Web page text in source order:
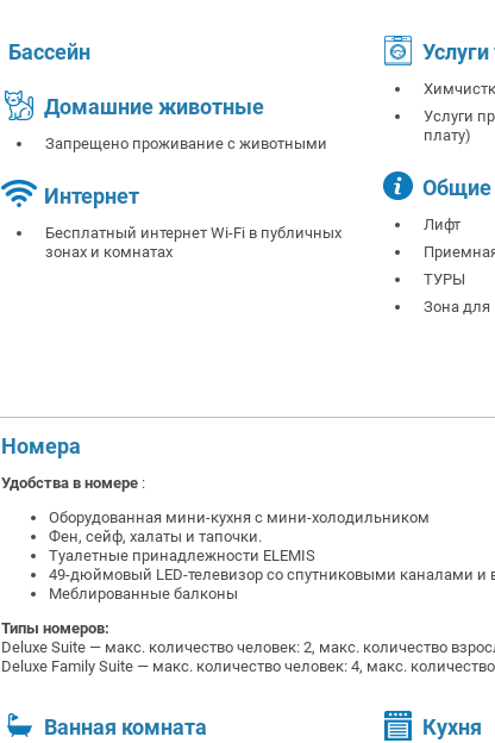
Бассейн
Домашние животные
Запрещено проживание с животными
Интернет
Бесплатный интернет Wi-Fi в публичных
зонах и комнатах
Услуги
плату)
Общие
Лифт
ТУРЫ
Зона для
Номера
Удобства в номере :
Оборудованная мини-кухня с мини-холодильником
Фен, сейф, халаты и тапочки.
Туалетные принадлежности ELEMIS
49-дюймовый LED-телевизор со спутниковыми каналами
Меблированные балконы
Типы номеров:
Deluxe Suite — макс. количество человек: 2, макс. количество
Deluxe Family Suite — макс. количество человек: 4, макс.
Ванная комната Кухня